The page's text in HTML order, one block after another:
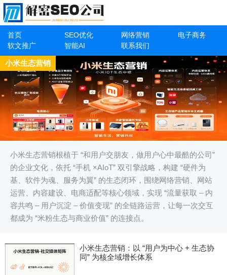
首页 SEO优化 网络营销
电子商务
软文推广
智能AI 联系我们
小米生态营销
小米生态营销根植于 “和用户交朋友，做用户心中最酷的公司”
的企业文化，依托 “手机 ×AIoT” 双引擎战略，构建 “硬件为
基、软件为魂、服务为翼” 的生态闭环，围绕网络营销、网站
运营、内容建设、电商适配等核心领域，实现 “流量获取 – 内
容共鸣 – 用户沉淀 – 价值变现” 的全链路运营，让每一次交互
都成为 “米粉生态与商业价值” 的连接点。
小米生态营销：以 “用户为中心 + 生态协
同” 为核全域增长体系